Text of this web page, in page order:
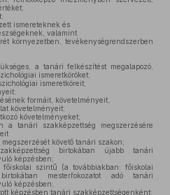
ismereteknek és
valamint
környezetben, tevékenységrendszerben
a tanári felkészítést megalapozó,
ismeretköröket;
ismeretköreit;
formáit, követelményeit,
követelményeit;
követelményeket;
a tanári szakképzettség megszerzésére
követő tanári szakon;
birtokában újabb tanári
képzésben;
főiskolai szintű (a továbbiakban: főiskolai
mesterfokozatot adó tanári
képzésben;
képzésben tanári szakképzettségenként: